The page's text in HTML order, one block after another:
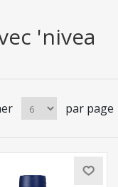
'nivea
par page